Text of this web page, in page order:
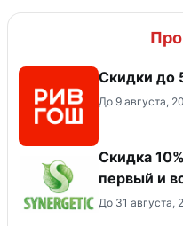
Скидки до
До 9 августа,
Скидка
первый и
До 31 августа,